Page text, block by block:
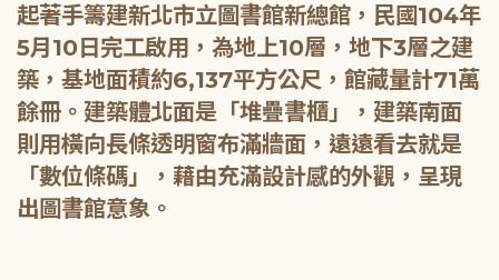
起著手籌建新北市立圖書館新總館，民國104年
5月10日完工啟用，為地上10層，地下3層之建
築，基地面積約6,137平方公尺，館藏量計71萬
餘冊。建築體北面是「堆疊書櫃」，建築南面
則用橫向長條透明窗布滿牆面，遠遠看去就是
「數位條碼」，藉由充滿設計感的外觀，呈現
出圖書館意象。